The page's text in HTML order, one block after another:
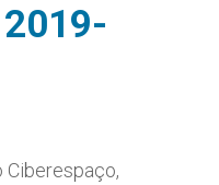
Ciberespaço,